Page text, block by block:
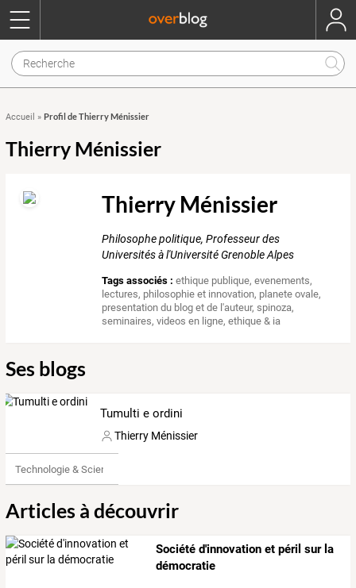
Accueil » Profil de Thierry Ménissier
Thierry Ménissier
Thierry Ménissier
Philosophe politique, Professeur des
Universités à l'Université Grenoble Alpes
Tags associés : ethique publique,evenements,
lectures, philosophie et innovation, planete ovale,
presentation du blog et de l'auteur,spinoza,
seminaires,videos en ligne,ethique & ia
Ses blogs
Tumulti e ordini
Thierry Ménissier
Technologie & Science
Articles à découvrir
Société d'innovation et péril sur la
démocratie